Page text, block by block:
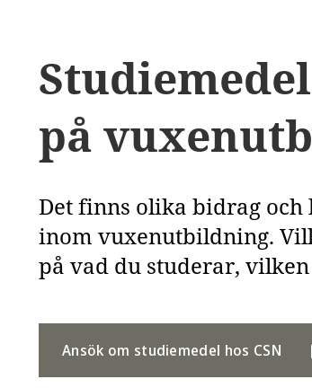
på
Det finns olika bidrag
inom vuxenutbildning.
på vad du studerar,
Ansök om studiemedel hos CSN